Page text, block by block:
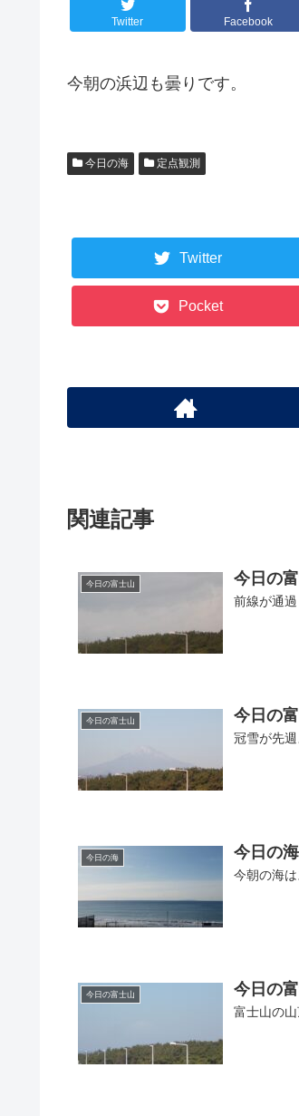
Twitter Facebook
今朝の浜辺も曇りです。
今日の海 定点観測
Twitter
Pocket
関連記事
今日の富士山 今日の
前線が通
今日の富士山 今日の
冠雪が先
今日の海 今日の
今朝の海
今日の富士山 今日の
富士山の